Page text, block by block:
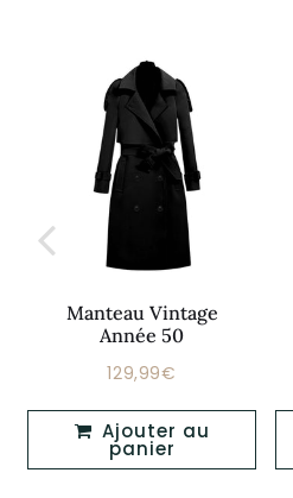
Manteau Vintage
Année 50
Prix
129,99€
panier